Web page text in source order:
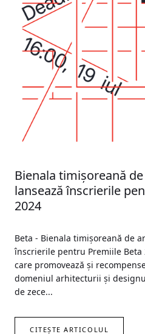
Bienala timișoreană
lansează înscrierile
2024
Beta - Bienala timișoreană de
înscrierile pentru Premiile Beta
care promovează și
domeniul arhitecturii și
de zece...
CITEȘTE ARTICOLUL